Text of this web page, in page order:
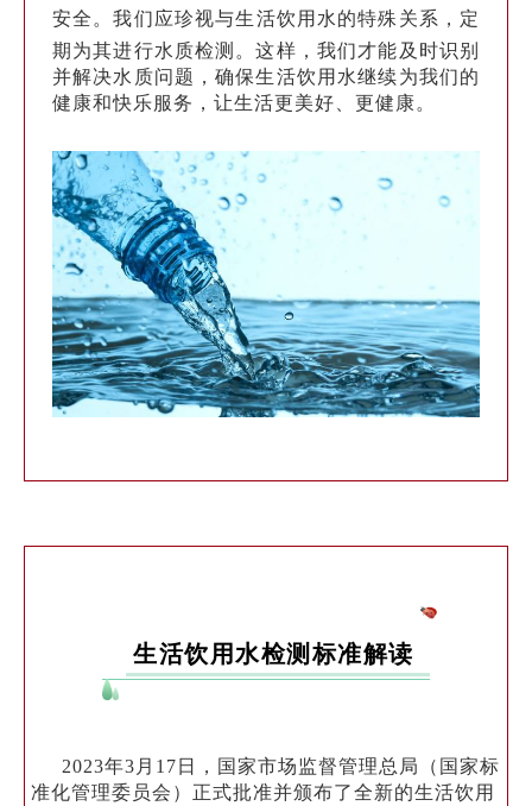
安全。我们应珍视与生活饮用水的特殊关系，定
期为其进行水质检测。这样，我们才能及时识别
并解决水质问题，确保生活饮用水继续为我们的
健康和快乐服务，让生活更美好、更健康。
生活饮用水检测标准解读
2023年3月17日，国家市场监督管理总局（国家标
准化管理委员会）正式批准并颁布了全新的生活饮用